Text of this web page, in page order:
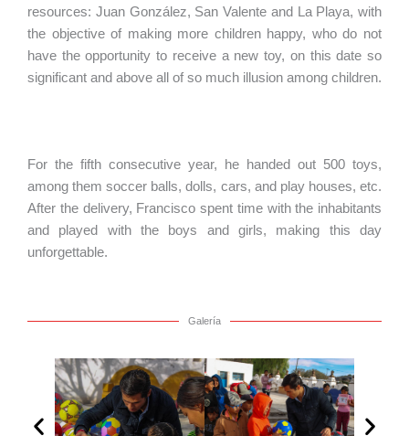
resources: Juan González, San Valente and La Playa, with
the objective of making more children happy, who do not
have the opportunity to receive a new toy, on this date so
significant and above all of so much illusion among children.
For the fifth consecutive year, he handed out 500 toys,
among them soccer balls, dolls, cars, and play houses, etc.
After the delivery, Francisco spent time with the inhabitants
and played with the boys and girls, making this day
unforgettable.
Galería